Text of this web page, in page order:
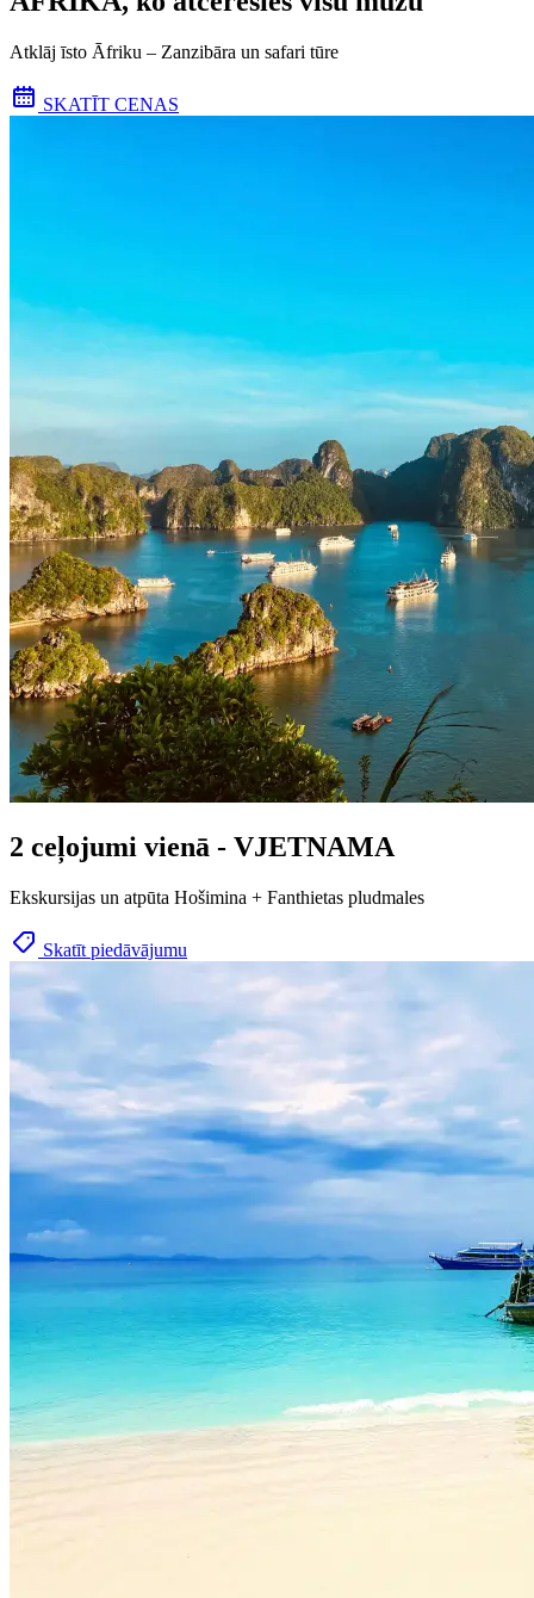
Atklāj īsto Āfriku – Zanzibāra un safari tūre
SKATĪT CENAS
2 ceļojumi vienā - VJETNAMA
Ekskursijas un atpūta Hošimina + Fanthietas pludmales
Skatīt piedāvājumu